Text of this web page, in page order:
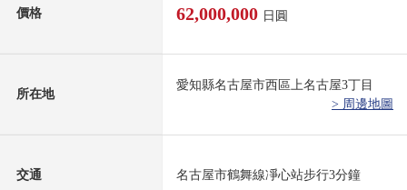
價格 62,000,000 日圓
所在地
愛知縣名古屋市西區上名古屋3丁目
> 周邊地圖
交通 名古屋市鶴舞線凈心站步行3分鐘